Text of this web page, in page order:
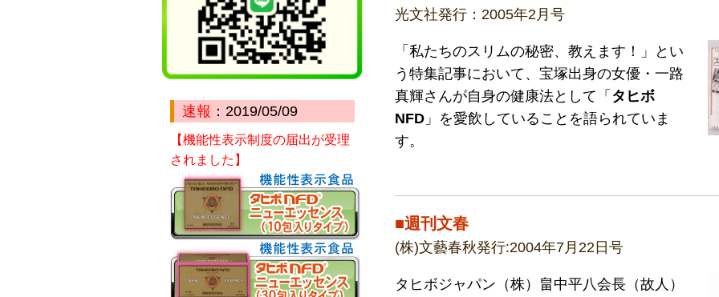
光文社発行：2005年2月号
「私たちのスリムの秘密、教えます！」とい
う特集記事において、宝塚出身の女優・一路
真輝さんが自身の健康法として「 タヒボ
NFD 」を愛飲していることを語られていま
す。
■週刊文春
(株)文藝春秋発行:2004年7月22日号
タヒボジャパン（株）畠中平八会長（故人）
速報 ：2019/05/09
【機能性表示制度の届出が受理
されました】